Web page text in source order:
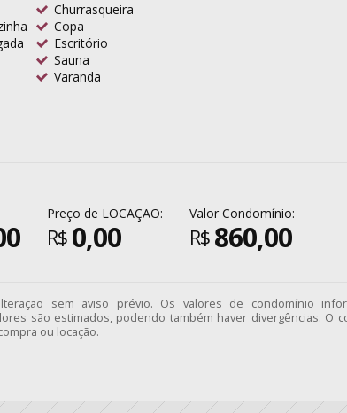
Churrasqueira
Copa
Escritório
Sauna
Varanda
Preço de LOCAÇÃO:
R$ 0,00
Valor Condomínio:
R$ 860,00
sem aviso prévio. Os valores de condomínio
são estimados, podendo também haver divergências. O
ou locação.